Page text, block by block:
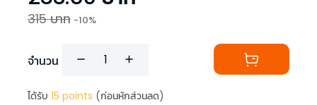
315บาท -10%
จำนวน
ได้รับ 15 points (ก่อนหักส่วนลด)